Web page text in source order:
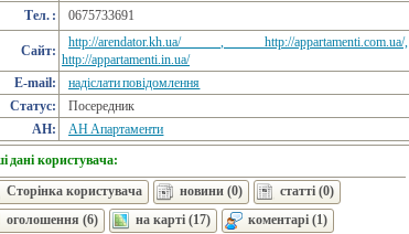
Тел. :
0675733691
Сайт:
http://arendator.kh.ua/ , http://appartamenti.com.ua/,
http://appartamenti.in.ua/
E-mail:
надіслати повідомлення
Статус:
Посередник
АН:
АН Апартаменти
дані користувача:
Сторінка користувача
новини (0)
статті (0)
оголошення (6)
на карті (17)
коментарі (1)